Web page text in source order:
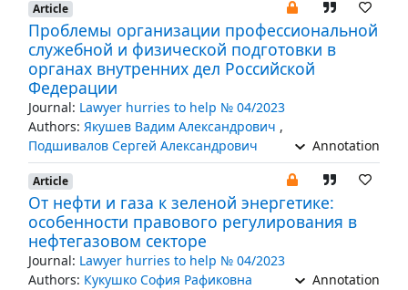
Article
Проблемы организации профессиональной
служебной и физической подготовки в
органах внутренних дел Российской
Федерации
Journal: Lawyer hurries to help № 04/2023
Authors: Якушев Вадим Александрович ,
Подшивалов Сергей Александрович
Annotation
Article
От нефти и газа к зеленой энергетике:
особенности правового регулирования в
нефтегазовом секторе
Journal: Lawyer hurries to help № 04/2023
Authors: Кукушко София Рафиковна Annotation